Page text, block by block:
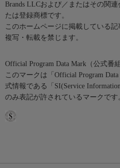
Brands LLCおよび／またはその関
たは登録商標です。
このホームページに掲載している
複写・転載を禁じます。
Official Program Data Mark（公式番
このマークは「Official Program
式情報である「SI(Service
のみ表記が許されているマークです